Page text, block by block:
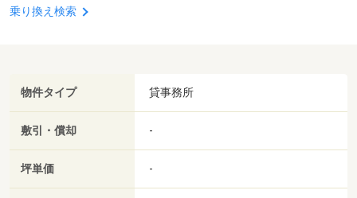
乗り換え検索
物件タイプ 貸事務所
敷引・償却 -
坪単価 -